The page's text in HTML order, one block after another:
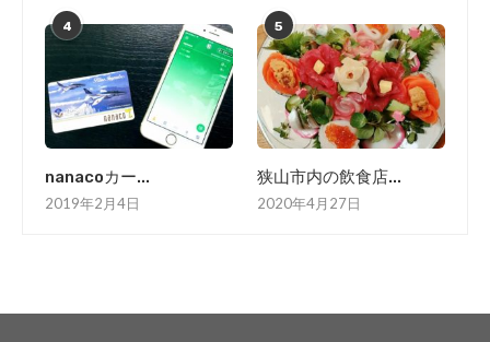
4
nanacoカー...
2019年2月4日
5
狭山市内の飲食店...
2020年4月27日